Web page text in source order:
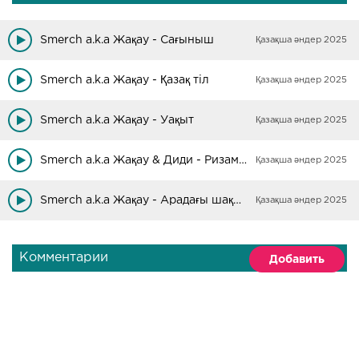
Smerch a.k.a Жақау - Сағыныш Қазақша әндер 2025
Smerch a.k.a Жақау - Қазақ тіл Қазақша әндер 2025
Smerch a.k.a Жақау - Уақыт Қазақша әндер 2025
Smerch a.k.a Жақау & Диди - Ризамын Қазақша әндер 2025
Smerch a.k.a Жақау - Арадағы шақырымдар Қазақша әндер 2025
Комментарии Добавить